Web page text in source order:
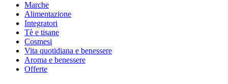
Marche
Alimentazione
Integratori
Tè e tisane
Cosmesi
Vita quotidiana e benessere
Aroma e benessere
Offerte